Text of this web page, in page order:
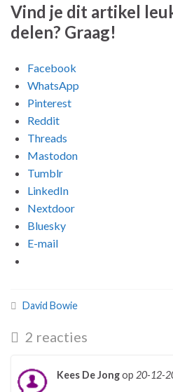
Vind je dit artikel
delen? Graag!
Facebook
WhatsApp
Pinterest
Reddit
Threads
Mastodon
Tumblr
LinkedIn
Nextdoor
Bluesky
E-mail
David Bowie
2 reacties
Kees De Jongop 20-12-